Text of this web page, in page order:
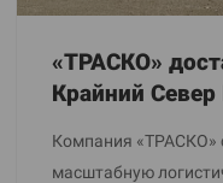
«ТРАСКО»
Крайний Север
Компания «ТРАСКО»
масштабную